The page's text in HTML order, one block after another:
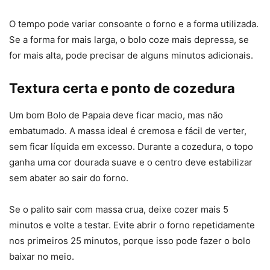
O tempo pode variar consoante o forno e a forma utilizada.
Se a forma for mais larga, o bolo coze mais depressa, se
for mais alta, pode precisar de alguns minutos adicionais.
Textura certa e ponto de cozedura
Um bom Bolo de Papaia deve ficar macio, mas não
embatumado. A massa ideal é cremosa e fácil de verter,
sem ficar líquida em excesso. Durante a cozedura, o topo
ganha uma cor dourada suave e o centro deve estabilizar
sem abater ao sair do forno.
Se o palito sair com massa crua, deixe cozer mais 5
minutos e volte a testar. Evite abrir o forno repetidamente
nos primeiros 25 minutos, porque isso pode fazer o bolo
baixar no meio.